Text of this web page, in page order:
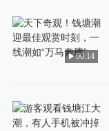
00:14